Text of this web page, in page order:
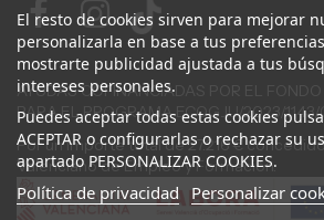
El resto de cookies sirven para mejorar
personalizarla en base a tus
mostrarte publicidad ajustada a tus
intereses personales.
Puedes aceptar todas estas cookies
ACEPTAR o configurarlas o rechazar su
apartado PERSONALIZAR COOKIES.
Política de privacidad Personalizar
AYUDAS COFINANCIADAS POR EL FONDO
PARA EL PROGRAMA ECOGJU/2023/
Por un importe total de 27.216 €
Valenciano de Empleo y Formación.